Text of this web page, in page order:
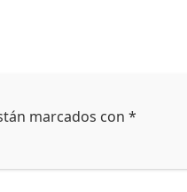
marcados con*